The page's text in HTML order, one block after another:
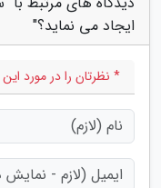
ایجاد می نماید؟"
* نظرتان را در مورد این